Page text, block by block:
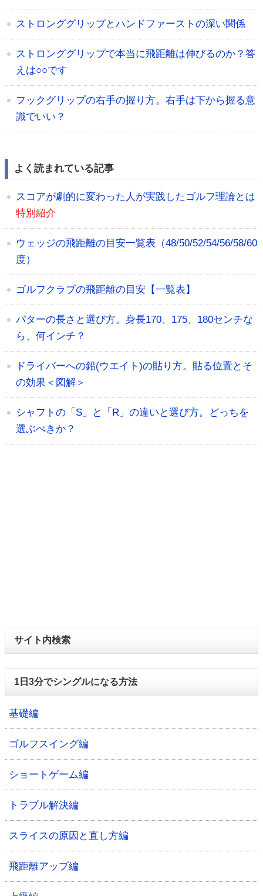
ストロンググリップとハンドファーストの深い関係
ストロンググリップで本当に飛距離は伸びるのか？答
えは○○です
フックグリップの右手の握り方。右手は下から握る意
識でいい？
よく読まれている記事
スコアが劇的に変わった人が実践したゴルフ理論とは
特別紹介
ウェッジの飛距離の目安一覧表（48/50/52/54/56/58/60
度）
ゴルフクラブの飛距離の目安【一覧表】
パターの長さと選び方。身長170、175、180センチな
ら、何インチ？
ドライバーへの鉛(ウエイト)の貼り方。貼る位置とそ
の効果＜図解＞
シャフトの「S」と「R」の違いと選び方。どっちを
選ぶべきか？
サイト内検索
1日3分でシングルになる方法
基礎編
ゴルフスイング編
ショートゲーム編
トラブル解決編
スライスの原因と直し方編
飛距離アップ編